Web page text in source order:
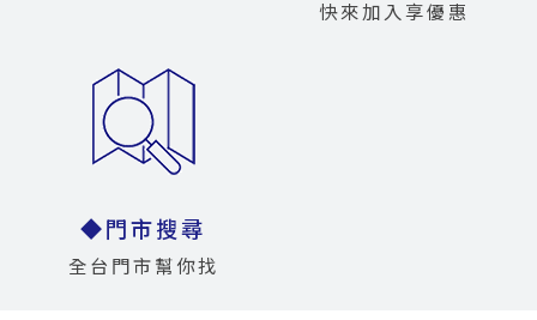
快來加入享優惠
◆門市搜尋
全台門市幫你找